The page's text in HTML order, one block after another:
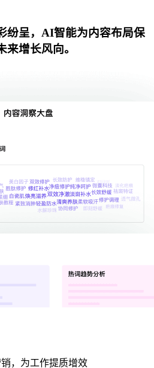
纷呈，AI智能为内容布局保
增长风向。
，为工作提质增效